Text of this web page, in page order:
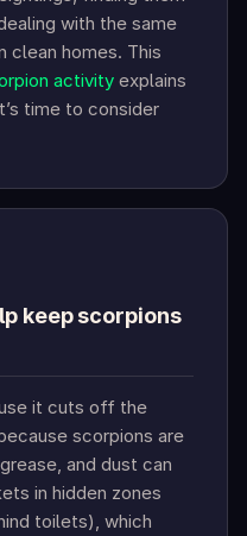
with the same
clean homes. This
activity explains
time to consider
keep scorpions
it cuts off the
scorpions are
and dust can
in hidden zones
toilets), which